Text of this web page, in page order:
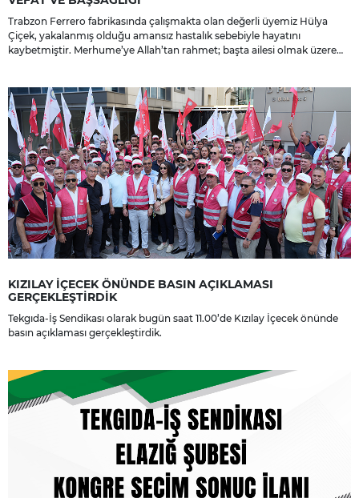
Trabzon Ferrero fabrikasında çalışmakta olan değerli üyemiz Hülya
Çiçek, yakalanmış olduğu amansız hastalık sebebiyle hayatını
kaybetmiştir. Merhume’ye Allah’tan rahmet; başta ailesi olmak üzere
KIZILAY İÇECEK ÖNÜNDE BASIN AÇIKLAMASI
GERÇEKLEŞTİRDİK
Tekgıda-İş Sendikası olarak bugün saat 11.00’de Kızılay İçecek önünde
basın açıklaması gerçekleştirdik.